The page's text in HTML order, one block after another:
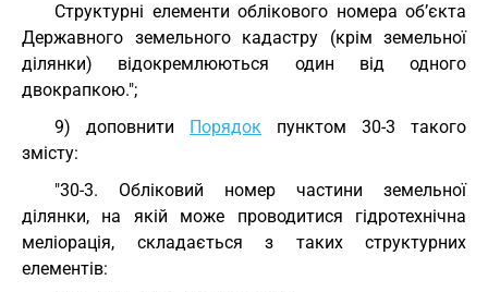
Структурні елементи облікового номера об’єкта
Державного земельного кадастру (крім земельної
ділянки) відокремлюються один від одного
двокрапкою.";
9) доповнити Порядок пунктом 30-3 такого
змісту:
"30-3. Обліковий номер частини земельної
ділянки, на якій може проводитися гідротехнічна
меліорація, складається з таких структурних
елементів: